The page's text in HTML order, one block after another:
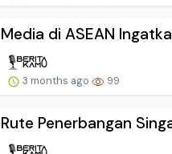
Media di ASEAN
3 months ago 99
Rute Penerbangan